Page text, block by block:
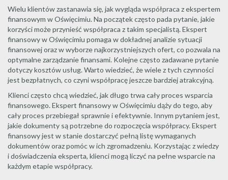
Wielu klientów zastanawia się, jak wygląda współpraca z ekspertem
finansowym w Oświęcimiu. Na początek często pada pytanie, jakie
korzyści może przynieść współpraca z takim specjalistą. Ekspert
finansowy w Oświęcimiu pomaga w dokładnej analizie sytuacji
finansowej oraz w wyborze najkorzystniejszych ofert, co pozwala na
optymalne zarządzanie finansami. Kolejne często zadawane pytanie
dotyczy kosztów usług. Warto wiedzieć, że wiele z tych czynności
jest bezpłatnych, co czyni współpracę jeszcze bardziej atrakcyjną.
Klienci często chcą wiedzieć, jak długo trwa cały proces wsparcia
finansowego. Ekspert finansowy w Oświęcimiu dąży do tego, aby
cały proces przebiegał sprawnie i efektywnie. Innym pytaniem jest,
jakie dokumenty są potrzebne do rozpoczęcia współpracy. Ekspert
finansowy jest w stanie dostarczyć pełną listę wymaganych
dokumentów oraz pomóc w ich zgromadzeniu. Korzystając z wiedzy
i doświadczenia eksperta, klienci mogą liczyć na pełne wsparcie na
każdym etapie współpracy.